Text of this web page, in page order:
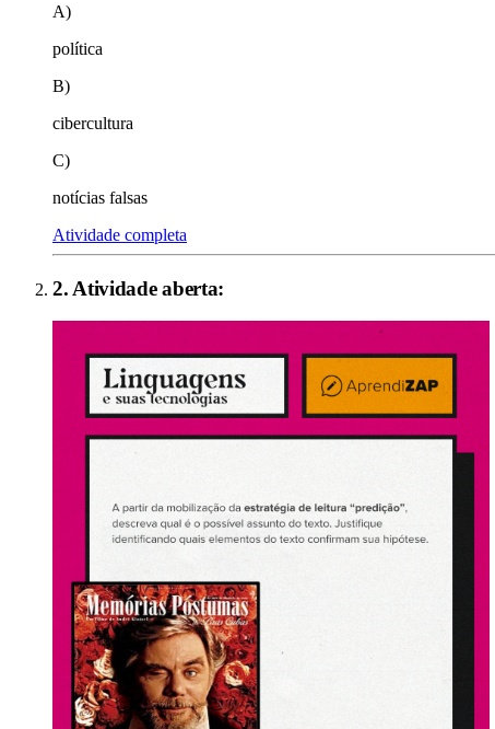
A)
política
B)
cibercultura
C)
notícias falsas
Atividade completa
2. Atividade aberta: